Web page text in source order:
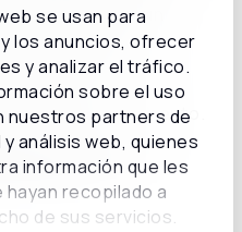
se usan para
los anuncios, ofrecer
y analizar el tráfico.
sobre el uso
nuestros partners de
análisis web, quienes
información que les
recopilado a
de sus servicios.
en un
instrucciones.
sin la
en ningún momento.
para los